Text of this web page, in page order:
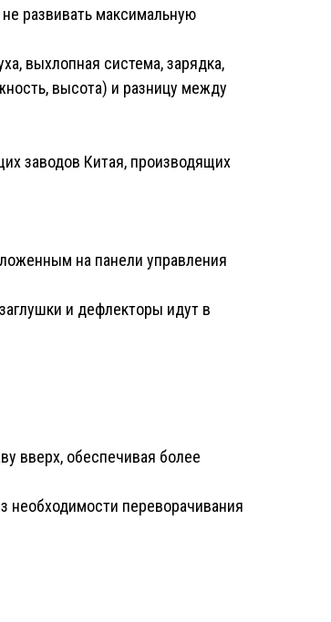
развивать максимальную
выхлопная система, зарядка,
высота) и разницу между
заводов Китая, производящих
на панели управления
и дефлекторы идут в
вверх, обеспечивая более
необходимости переворачивания